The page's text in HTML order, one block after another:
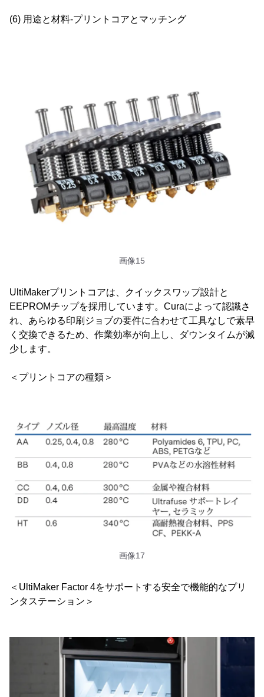
(6) 用途と材料-プリントコアとマッチング
画像15
UltiMakerプリントコアは、クイックスワップ設計と
EEPROMチップを採用しています。Curaによって認識さ
れ、あらゆる印刷ジョブの要件に合わせて工具なしで素早
く交換できるため、作業効率が向上し、ダウンタイムが減
少します。
＜プリントコアの種類＞
画像17
＜UltiMaker Factor 4をサポートする安全で機能的なプリ
ンタステーション＞